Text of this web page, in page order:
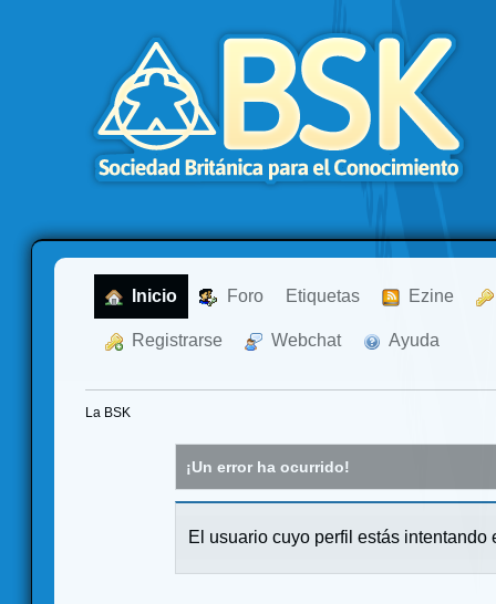
Inicio Foro Etiquetas Ezine
Registrarse Webchat Ayuda
La BSK
¡Un error ha ocurrido!
El usuario cuyo perfil estás intentando